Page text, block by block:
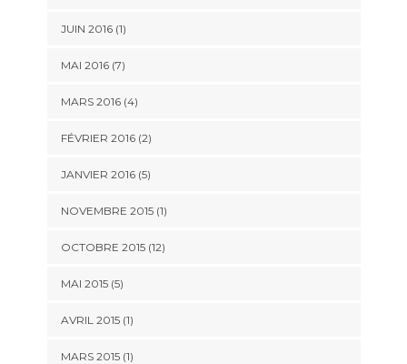
JUIN 2016 (1)
MAI 2016 (7)
MARS 2016 (4)
FÉVRIER 2016 (2)
JANVIER 2016 (5)
NOVEMBRE 2015 (1)
OCTOBRE 2015 (12)
MAI 2015 (5)
AVRIL 2015 (1)
MARS 2015 (1)